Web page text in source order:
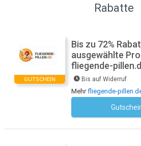
Rabatte
GUTSCHEIN
Bis zu 72%
ausgewählte
fliegende-
Bis auf Widerruf
Mehrfliegende-